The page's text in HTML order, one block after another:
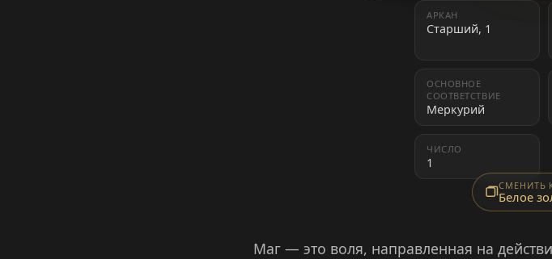
АРКАН
Старший, 1
ОСНОВНОЕ
СООТВЕТСТВИЕ
Меркурий
ЧИСЛО
1
СМЕНИТЬ
Белое
Маг — это воля, направленная на